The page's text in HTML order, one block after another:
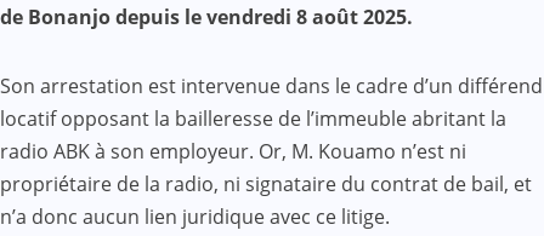
de Bonanjo depuis le vendredi 8 août 2025.
Son arrestation est intervenue dans le cadre d’un différend
locatif opposant la bailleresse de l’immeuble abritant la
radio ABK à son employeur. Or, M. Kouamo n’est ni
propriétaire de la radio, ni signataire du contrat de bail, et
n’a donc aucun lien juridique avec ce litige.